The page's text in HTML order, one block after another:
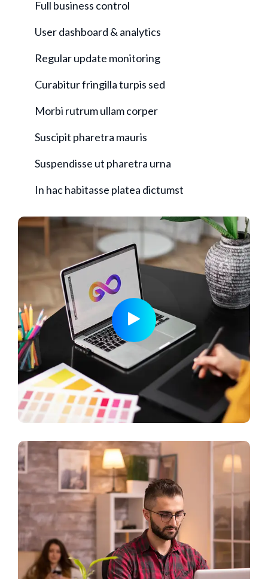
Full business control
User dashboard & analytics
Regular update monitoring
Curabitur fringilla turpis sed
Morbi rutrum ullam corper
Suscipit pharetra mauris
Suspendisse ut pharetra urna
In hac habitasse platea dictumst